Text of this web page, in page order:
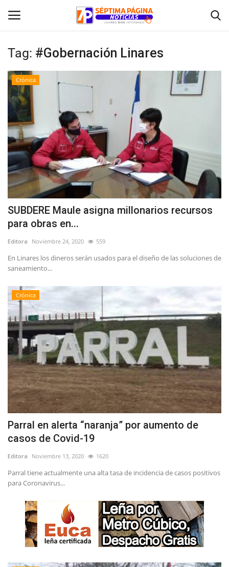
Inicio
Crónica
Policial
Tribunales
Deporte
Política
Espectáculos
Tag: #Gobernación Linares
Crónica
SUBDERE Maule asigna millonarios recursos
para obras en...
Editora Noviembre 24, 2020 559
En Linares los dineros serán usados para el diseño de las soluciones de
saneamiento...
Crónica
Parral en alerta “naranja” por aumento de
casos de Covid-19
Editora Noviembre 13, 2020 1620
Parral tiene actualmente una alta tasa de incidencia de casos positivos
para Coronavirus...